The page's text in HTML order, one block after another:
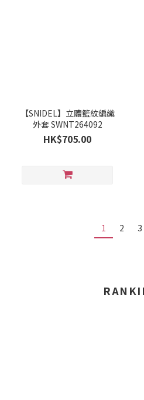
【SNIDEL】立體籃紋編織
外套 SWNT264092
HK$705.00
1 2 3